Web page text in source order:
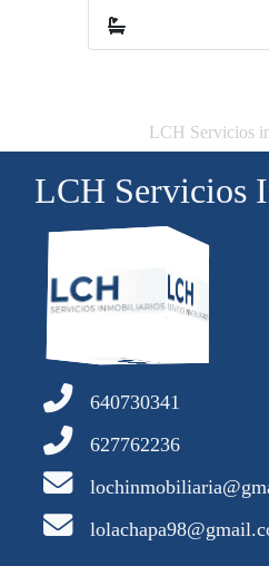
LCH Servicios
LCH Servicios
640730341
627762236